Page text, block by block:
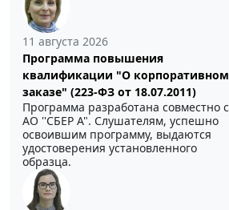
11 августа 2026
Программа повышения
квалификации "О корпоративном
заказе" (223-ФЗ от 18.07.2011)
Программа разработана совместно с
АО ''СБЕР А". Слушателям, успешно
освоившим программу, выдаются
удостоверения установленного
образца.